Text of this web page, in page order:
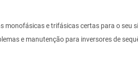
monofásicas e trifásicas certas para o seu
e manutenção para inversores de